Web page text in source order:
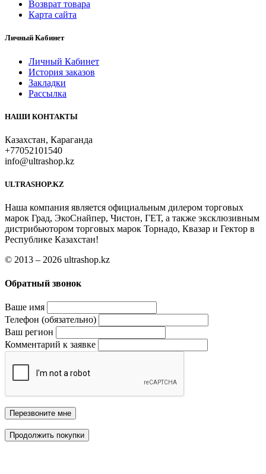
Возврат товара
Карта сайта
Личный Кабинет
Личный Кабинет
История заказов
Закладки
Рассылка
НАШИ КОНТАКТЫ
Казахстан, Караганда
+77052101540
info@ultrashop.kz
ULTRASHOP.KZ
Наша компания является официальным дилером торговых
марок Град, ЭкоСнайпер, Чистон, ГЕТ, а также эксклюзивным
дистрибьютором торговых марок Торнадо, Квазар и Гектор в
Республике Казахстан!
© 2013 – 2026 ultrashop.kz
Обратный звонок
Ваше имя
Телефон (обязательно)
Ваш регион
Комментарий к заявке
Перезвоните мне
Продолжить покупки